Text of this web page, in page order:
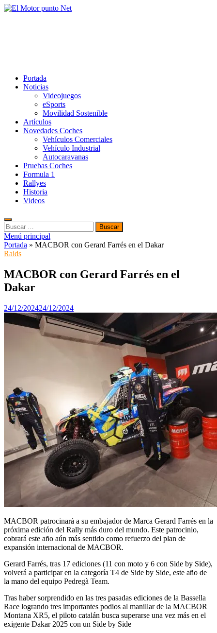
Saltar
Portada
Noticias
Videojuegos
eSports
Movilidad Sostenible
Artículos
Novedades Coches
Vehículos Comerciales
Vehículo Industrial
Autocaravanas
Pruebas Coches
Formula 1
Rallyes
Historia
Videos
Buscar:
Menú principal
Portada » MACBOR con Gerard Farrés en el Dakar
Raids
MACBOR con Gerard Farrés en el
Dakar
24/12/202424/12/2024
MACBOR patrocinará a su embajador de Marca Gerard Farrés en la
próxima edición del Rally más duro del mundo. Este patrocinio,
cobrará este año aún más sentido como refuerzo del plan de
expansión internacional de MACBOR.
Gerard Farrés, tras 17 ediciones (11 con moto y 6 con Side by Side),
volverá a participar en la categoría T4 de Side by Side, este año de
la mano del equipo Pedregà Team.
Tras haber sorprendido en las tres pasadas ediciones de la Bassella
Race logrando tres importantes podios al manillar de la MACBOR
Montana XR5, el piloto catalán busca superarse una vez más en el
exigente Dakar 2025 con un Side by Side